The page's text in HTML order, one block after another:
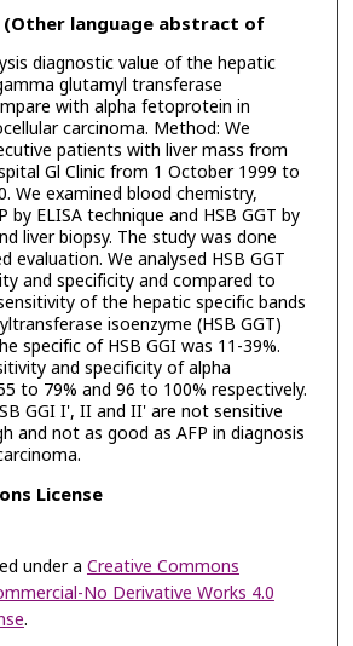
language abstract of
diagnostic value of the hepatic
glutamyl transferase
with alpha fetoprotein in
carcinoma. Method: We
patients with liver mass from
Gl Clinic from 1 October 1999 to
We examined blood chemistry,
by ELISA technique and HSB GGT by
liver biopsy. The study was done
evaluation. We analysed HSB GGT
and specificity and compared to
of the hepatic specific bands
isoenzyme (HSB GGT)
specific of HSB GGI was 11-39%.
and specificity of alpha
to 79% and 96 to 100% respectively.
GGI I', II and II' are not sensitive
and not as good as AFP in diagnosis
License
under a Creative Commons
No Derivative Works 4.0
.